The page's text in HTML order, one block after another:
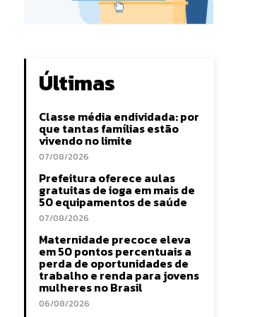
Últimas
Classe média endividada: por
que tantas famílias estão
vivendo no limite
07/08/2026
Prefeitura oferece aulas
gratuitas de ioga em mais de
50 equipamentos de saúde
07/08/2026
Maternidade precoce eleva
em 50 pontos percentuais a
perda de oportunidades de
trabalho e renda para jovens
mulheres no Brasil
06/08/2026